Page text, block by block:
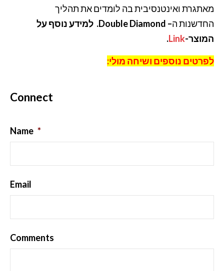
מאתגרת ואינטנסיבית בה לומדים את תהליך
החדשנות ה–
Double Diamond. למידע נוסף על
המוצר-Link
.
לפרטים נוספים ושיחה מולי:
Connect
Name *
Email
Comments